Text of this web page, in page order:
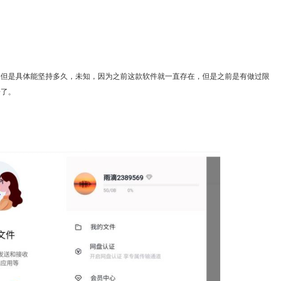
是具体能坚持多久，未知，因为之前这款软件就一直存在，但是之前是有做过限
。